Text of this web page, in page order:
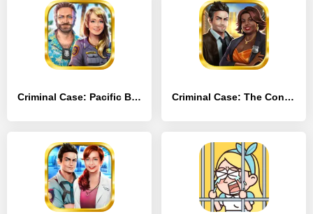
Criminal Case: Pacific Bay Criminal Case: The Conspiracy